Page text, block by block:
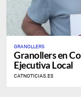
GRANOLLERS
Granollers en
Ejecutiva Local
CATNOTICIAS.ES